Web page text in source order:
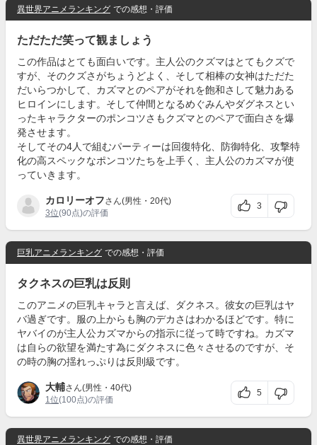
異世界アニメランキング での感想・評価
ただただ笑って観ましょう
この作品はとても面白いです。主人公のクズマはとてもクズで
すが、そのクズさがちょうどよく、そして相棒の女神はただた
だいらつかして、カズマとのペアがそれを飽和さして魅力ある
ヒロインにします。そして仲間となるめぐみんやダグネスとい
ったキャラクターのポンコツさもクズマとのペアで面白さを爆
発させます。
そしてその4人で組むパーティーは回復特化、防御特化、攻撃特
化の高スペックなポンコツたちを上手く、主人公のカズマが使
っていきます。
カロリーオフさん(男性・20代)
3位(90点)の評価
3
巨乳アニメランキング での感想・評価
タクネスの巨乳は反則
このアニメの巨乳キャラと言えば、ダクネス。彼女の巨乳はヤ
バ過ぎです。服の上からも胸のデカさはわかるほどです。特に
ヤバイのが主人公カズマからの指示に従って時ですね。カズマ
は自らの欲望を満たす為にダクネスに色々させるのですが、そ
の時の胸の揺れっぷりは反則級です。
大輔さん(男性・40代)
1位(100点)の評価
5
異世界アニメランキング での感想・評価